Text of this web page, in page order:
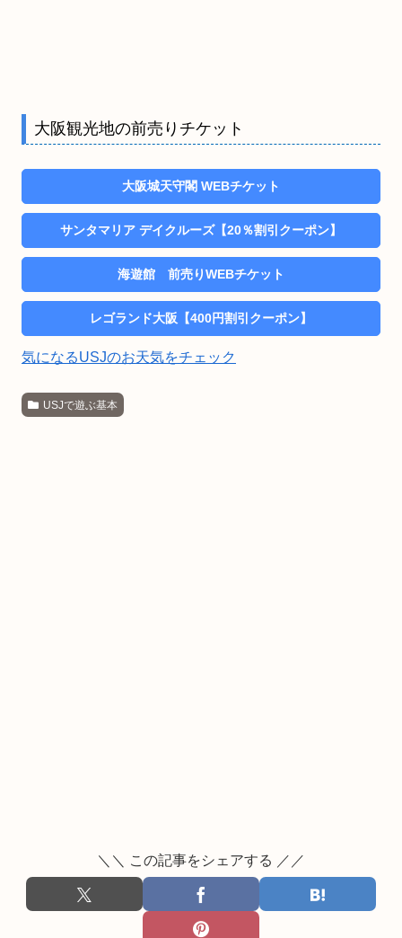
大阪観光地の前売りチケット
大阪城天守閣 WEBチケット
サンタマリア デイクルーズ【20％割引クーポン】
海遊館 前売りWEBチケット
レゴランド大阪【400円割引クーポン】
気になるUSJのお天気をチェック
USJで遊ぶ基本
＼＼ この記事をシェアする ／／